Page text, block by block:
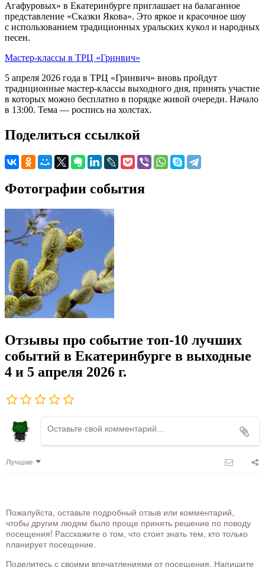
Агафуровых» в Екатеринбурге приглашает на балаганное
представление «Сказки Якова». Это яркое и красочное шоу
с использованием традиционных уральских кукол и народных
песен.
Мастер-классы в ТРЦ «Гринвич»
5 апреля 2026 года в ТРЦ «Гринвич» вновь пройдут
традиционные мастер-классы выходного дня, принять участие
в которых можно бесплатно в порядке живой очереди. Начало
в 13:00. Тема — роспись на холстах.
Поделиться ссылкой
Фотографии события
Отзывы про событие топ-10 лучших
событий в Екатеринбурге в выходные
4 и 5 апреля 2026 г.
Лучшие
Пожалуйста, оставьте подробный отзыв или комментарий,
чтобы другим людям было проще принять решение по поводу
посещения! Расскажите о том, что стоит знать тем, кто только
планирует посещение.
Поделитесь с своими впечатлениями от посещения. Напишите